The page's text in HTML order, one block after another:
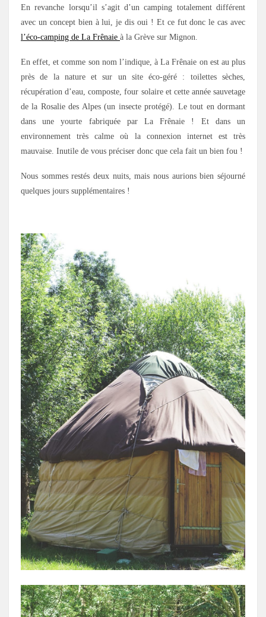
En revanche lorsqu’il s’agit d’un camping totalement différent
avec un concept bien à lui, je dis oui ! Et ce fut donc le cas avec
l’éco-camping de La Frênaie à la Grève sur Mignon.
En effet, et comme son nom l’indique, à La Frênaie on est au plus
près de la nature et sur un site éco-géré : toilettes sèches,
récupération d’eau, composte, four solaire et cette année sauvetage
de la Rosalie des Alpes (un insecte protégé). Le tout en dormant
dans une yourte fabriquée par La Frênaie ! Et dans un
environnement très calme où la connexion internet est très
mauvaise. Inutile de vous préciser donc que cela fait un bien fou !
Nous sommes restés deux nuits, mais nous aurions bien séjourné
quelques jours supplémentaires !